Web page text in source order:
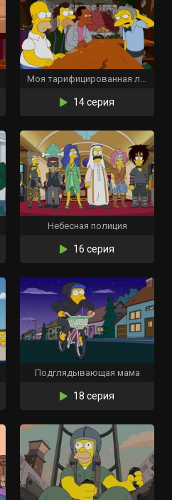
Моя тарифицированная леди
14 серия
Небесная полиция
16 серия
Подглядывающая мама
18 серия